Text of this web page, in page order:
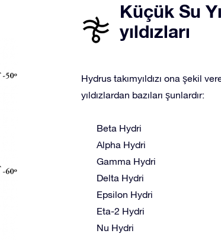
Küçük Su
yıldızları
Hydrus takımyıldızı ona şekil
yıldızlardan bazıları şunlardır:
Beta Hydri
Alpha Hydri
Gamma Hydri
Delta Hydri
Epsilon Hydri
Eta-2 Hydri
Nu Hydri